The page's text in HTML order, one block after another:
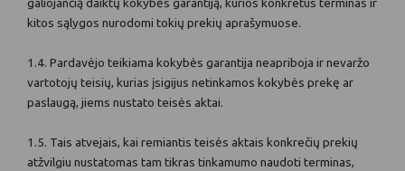
galiojančią daiktų kokybės garantiją, kurios konkretus terminas ir
kitos sąlygos nurodomi tokių prekių aprašymuose.
1.4. Pardavėjo teikiama kokybės garantija neapriboja ir nevaržo
vartotojų teisių, kurias įsigijus netinkamos kokybės prekę ar
paslaugą, jiems nustato teisės aktai.
1.5. Tais atvejais, kai remiantis teisės aktais konkrečių prekių
atžvilgiu nustatomas tam tikras tinkamumo naudoti terminas,